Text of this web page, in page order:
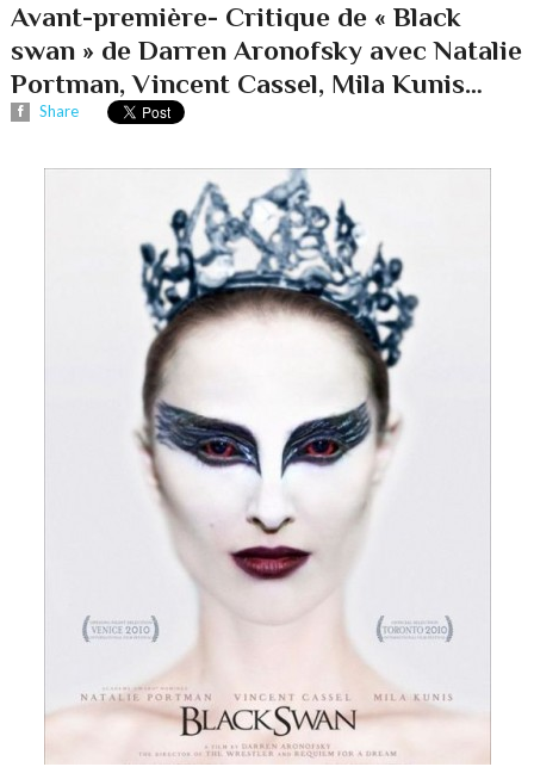
Avant-première- Critique de « Black
swan » de Darren Aronofsky avec Natalie
Portman, Vincent Cassel, Mila Kunis…
Share